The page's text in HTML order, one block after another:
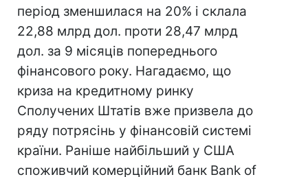
період зменшилася на 20% і склала
22,88 млрд дол. проти 28,47 млрд
дол. за 9 місяців попереднього
фінансового року. Нагадаємо, що
криза на кредитному ринку
Сполучених Штатів вже призвела до
ряду потрясінь у фінансовій системі
країни. Раніше найбільший у США
споживчий комерційний банк Bank of